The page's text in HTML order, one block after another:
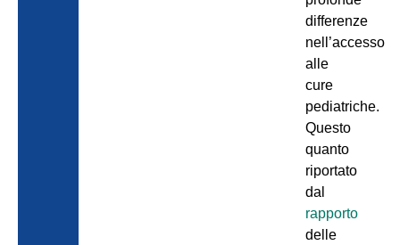
differenze
nell’accesso
alle
cure
pediatriche.
Questo
quanto
riportato
dal
rapporto
delle